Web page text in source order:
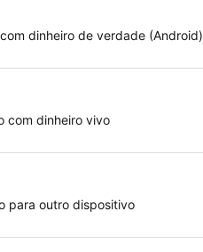
dinheiro de verdade (Android)
com dinheiro vivo
para outro dispositivo